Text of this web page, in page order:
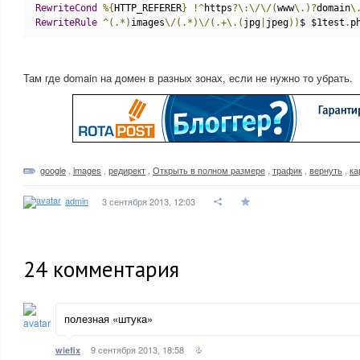
RewriteCond
%{ HTTP_REFERER} !^https?\:\/\/(www\.)?domain
RewriteRule ^(.*) images\/(.*)\/(.+\.( jpg jpeg)) $ $1test .
Там где domain на домен в разных зонах, если не нужно то убрать.
google images редирект Открыть в полном размере трафик вернуть
admin 3 сентября 2013, 12:03
24 комментария
полезная «штука»
wiefix 9 сентября 2013, 18:58